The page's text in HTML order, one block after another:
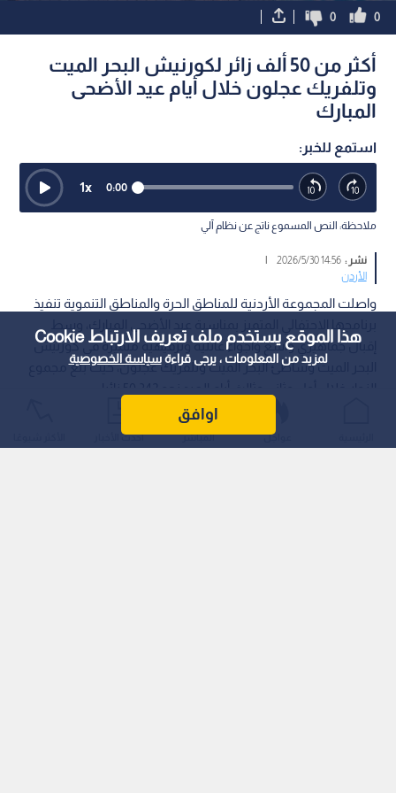
هذا الموقع يستخدم ملف تعريف الارتباط Cookie
لمزيد من المعلومات ، يرجى قراءةسياسة الخصوصية
اوافق
0
0
أكثر من 50 ألف زائر لكورنيش البحر الميت
وتلفريك عجلون خلال أيام عيد الأضحى
المبارك
استمع للخبر:
0:00
1x
ملاحظة: النص المسموع ناتج عن نظام آلي
نشر :14:56 2026/5/30
|
الأردن
واصلت المجموعة الأردنية للمناطق الحرة والمناطق التنموية تنفيذ
إقبال جماهيري واسع وأجواء عائلية وترفيهية متميزة في كورنيش
البحر الميت وشاطئ البحر الميت وتلفريك عجلون، حيث بلغ مجموع
عواجل المباشر أحدث الأخبار